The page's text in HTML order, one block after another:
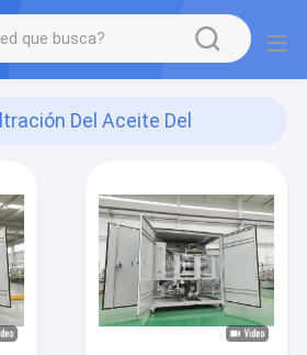
Del Aceite Del